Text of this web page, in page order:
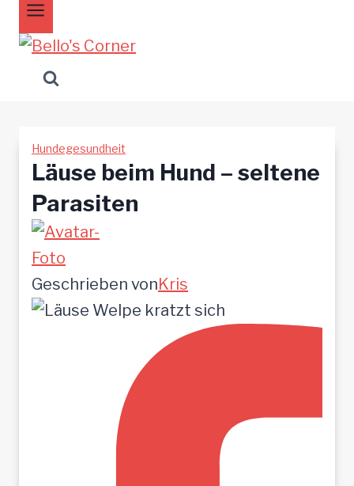
Hundegesundheit
Läuse beim Hund – seltene
Parasiten
Geschrieben vonKris